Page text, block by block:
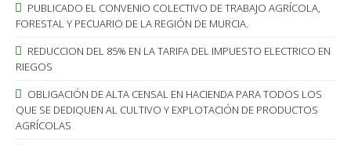
PUBLICADO EL CONVENIO COLECTIVO DE TRABAJO AGRÍCOLA,
FORESTAL Y PECUARIO DE LA REGIÓN DE MURCIA.
REDUCCION DEL 85% EN LA TARIFA DEL IMPUESTO ELECTRICO EN
RIEGOS
OBLIGACIÓN DE ALTA CENSAL EN HACIENDA PARA TODOS LOS
QUE SE DEDIQUEN AL CULTIVO Y EXPLOTACIÓN DE PRODUCTOS
AGRÍCOLAS